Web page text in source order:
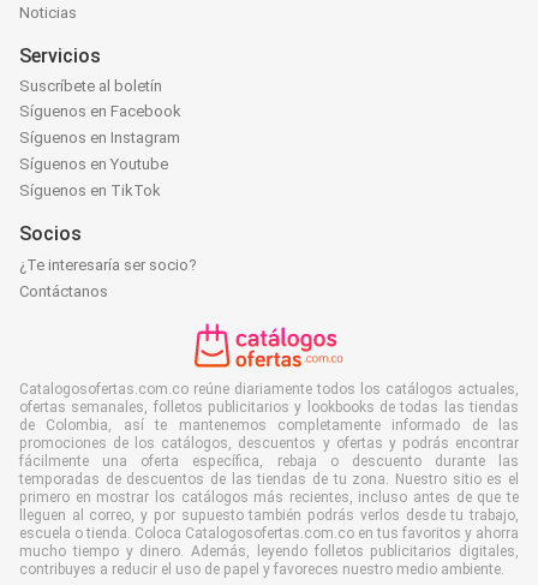
Noticias
Servicios
Suscríbete al boletín
Síguenos en Facebook
Síguenos en Instagram
Síguenos en Youtube
Síguenos en TikTok
Socios
¿Te interesaría ser socio?
Contáctanos
Catalogosofertas.com.co reúne diariamente todos los catálogos actuales,
ofertas semanales, folletos publicitarios y lookbooks de todas las tiendas
de Colombia, así te mantenemos completamente informado de las
promociones de los catálogos, descuentos y ofertas y podrás encontrar
fácilmente una oferta específica, rebaja o descuento durante las
temporadas de descuentos de las tiendas de tu zona. Nuestro sitio es el
primero en mostrar los catálogos más recientes, incluso antes de que te
lleguen al correo, y por supuesto también podrás verlos desde tu trabajo,
escuela o tienda. Coloca Catalogosofertas.com.co en tus favoritos y ahorra
mucho tiempo y dinero. Además, leyendo folletos publicitarios digitales,
contribuyes a reducir el uso de papel y favoreces nuestro medio ambiente.